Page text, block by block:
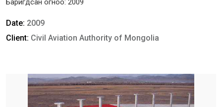
Баригдсан огноо: 2009
Date: 2009
Client: Civil Aviation Authority of Mongolia